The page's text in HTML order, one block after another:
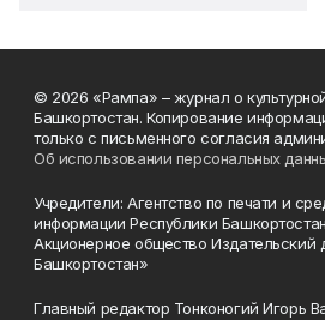
© 2026 «Рампа» – журнал о
Башкортостан. Копирование
только с письменного согласия
Об использовании персональных
Учредители: Агентство по печати и
информации Республики
Акционерное общество Издательский
Башкортостан»
Главный редактор Тонконогий Игорь